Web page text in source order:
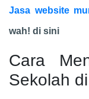
Jasa website
wah! di sini
Cara
Sekolah